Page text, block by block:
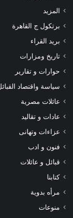
المزيد
برتكول ج القاهرة
بريد القراء
تاريخ ومزارات
حوارات و تقارير
سياسة واقتصاد
عائلات مصرية
عادات و تقاليد
عزاءات وتهانى
فنون و ادب
قبائل و عائلات
كتابنا
مرأه بدوية
منوعات